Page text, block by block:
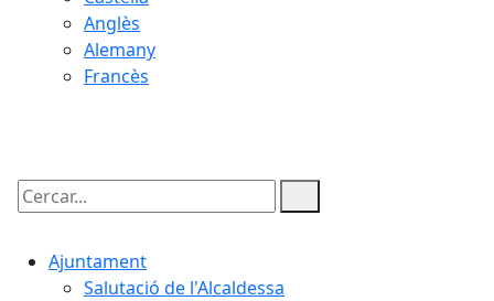
Anglès
Alemany
Francès
Cercar:
Ajuntament
Salutació de l'Alcaldessa